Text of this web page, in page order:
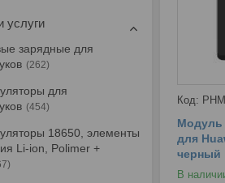
Модуль
для
черный
В
услуги
зарядные для
262
для
454
18650, элементы
Li-ion, Polimer +